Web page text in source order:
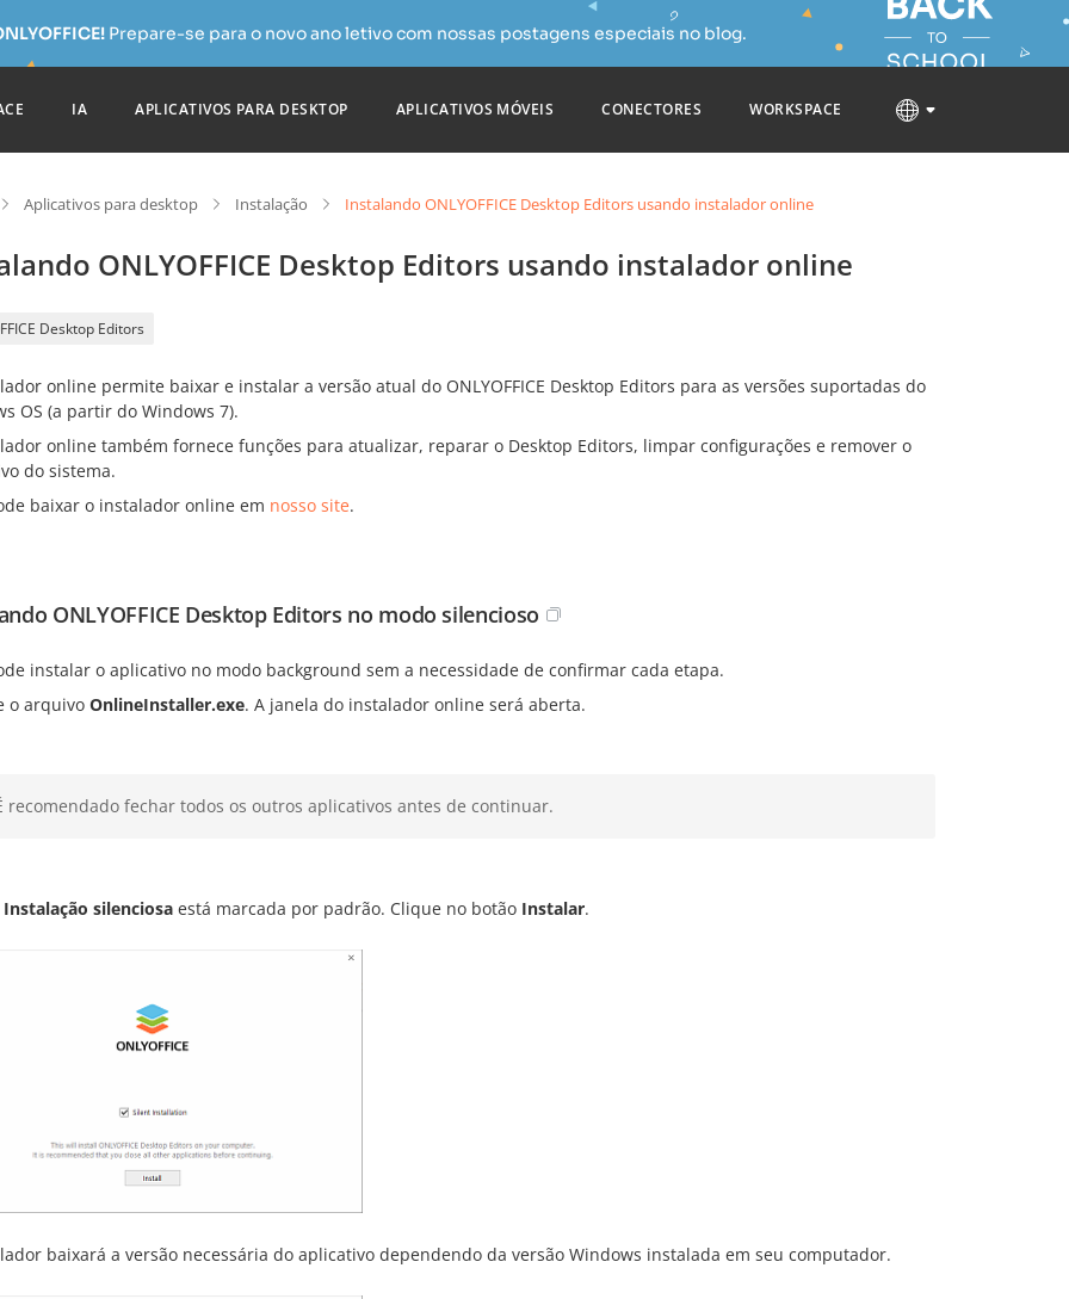
Prepare-se para o novo ano letivo com nossas postagens especiais no blog.
IA APLICATIVOS PARA DESKTOP APLICATIVOS MÓVEIS CONECTORES WORKSPACE
Aplicativos para desktop Instalação Instalando ONLYOFFICE Desktop Editors usando instalador online
ONLYOFFICE Desktop Editors usando instalador online
Desktop Editors
online permite baixar e instalar a versão atual do ONLYOFFICE Desktop Editors para as versões suportadas do
OS (a partir do Windows 7).
online também fornece funções para atualizar, reparar o Desktop Editors, limpar configurações e remover o
do sistema.
baixar o instalador online em nosso site.
ONLYOFFICE Desktop Editors no modo silencioso
instalar o aplicativo no modo background sem a necessidade de confirmar cada etapa.
o arquivo OnlineInstaller.exe. A janela do instalador online será aberta.
recomendado fechar todos os outros aplicativos antes de continuar.
Instalação silenciosa está marcada por padrão. Clique no botão Instalar.
baixará a versão necessária do aplicativo dependendo da versão Windows instalada em seu computador.